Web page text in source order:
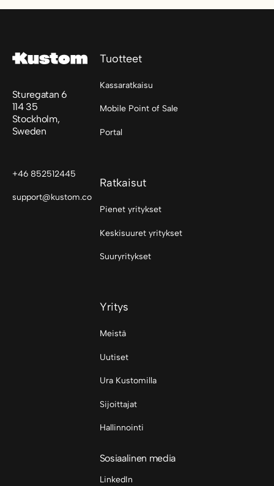
Sturegatan 6
114 35
Stockholm,
Sweden
+46 852512445
support@kustom.co
Tuotteet
Kassaratkaisu
Mobile Point of Sale
Portal
Ratkaisut
Pienet yritykset
Keskisuuret yritykset
Suuryritykset
Yritys
Meistä
Uutiset
Ura Kustomilla
Sijoittajat
Hallinnointi
Sosiaalinen media
LinkedIn